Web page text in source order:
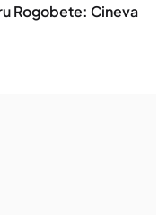
Rogobete: Cineva